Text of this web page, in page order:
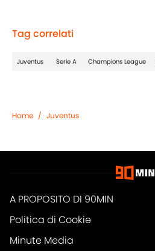
Tag correlati
Juventus Serie A Champions League
Home / Juventus
A PROPOSITO DI 90MIN
Politica di Cookie
Minute Media